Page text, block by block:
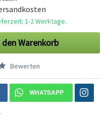
1-2 Werktage.
denWarenkorb
Bewerten
WHATSAPP